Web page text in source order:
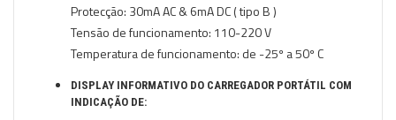
Protecção: 30mA AC & 6mA DC ( tipo B )
Tensão de funcionamento: 110-220 V
Temperatura de funcionamento: de -25º a 50º C
DISPLAY INFORMATIVO DO CARREGADOR PORTÁTIL COM
INDICAÇÃO DE: